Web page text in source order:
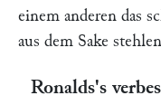
einem anderen das
aus dem Sake
Ronalds's